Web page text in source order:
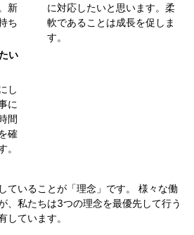
新
ち
に対応したいと思います。柔
軟であることは成長を促しま
す。
い
し
に
間
確
。
ていることが「理念」です。 様々な働
、私たちは3つの理念を最優先して行う
しています。